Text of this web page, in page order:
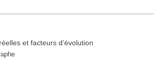
et facteurs d’évolution